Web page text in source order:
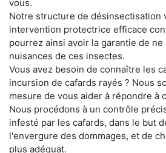
vous.
Notre structure de désinsectisation
intervention protectrice efficace
pourrez ainsi avoir la garantie de ne
nuisances de ces insectes.
Vous avez besoin de connaître les
incursion de cafards rayés ? Nous
mesure de vous aider à répondre à
Nous procédons à un contrôle
infesté par les cafards, dans le but
l'envergure des dommages, et de
plus adéquat.